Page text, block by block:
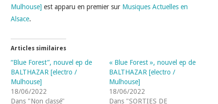
DOKO
Mulhouse] est apparu en premier sur Musiques Actuelles en
Alsace.
Articles similaires
“Blue Forest”, nouvel ep de
BALTHAZAR [electro /
Mulhouse]
18/06/2022
Dans "Non classé"
« Blue Forest », nouvel ep de
BALTHAZAR [electro /
Mulhouse]
18/06/2022
Dans "SORTIES DE